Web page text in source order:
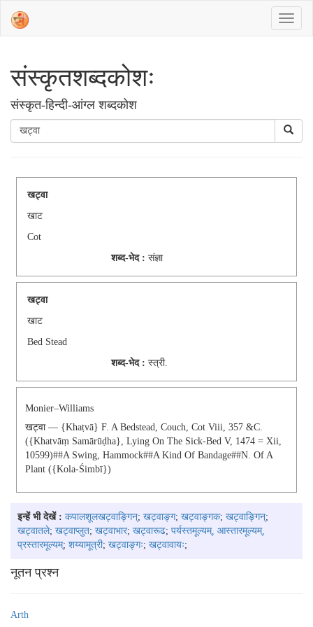
संस्‍कृतशब्‍दकोशः
संस्‍कृत-हिन्दी-आंग्ल शब्दकोश
खट्वा
खाट
Cot
शब्द-भेद : संज्ञा
खट्वा
खाट
Bed Stead
शब्द-भेद : स्‍त्री.
Monier–Williams
खट्वा — {khaṭvā} F. A Bedstead, Couch, Cot Viii, 357 &c.
({khatvāṃ Samārūḍha}, Lying On The Sick-Bed V, 1474 = Xii,
10599)##a Swing, Hammock##a Kind Of Bandage##N. Of A
Plant ({kola-Śimbī})
इन्हें भी देखें : कपालशूलखट्वाङ्गिन्; खट्वाङ्ग; खट्वाङ्गक; खट्वाङ्गिन्;
खट्वातले; खट्वाप्लुत; खट्वाभार; खट्वारूढ; पर्यस्तमूल्यम्, आस्तारमूल्यम्,
प्रस्तारमूल्यम्; शय्यामूत्री; खट्वाङ्गः; खट्वावायः;
नूतन प्रश्न
Arth